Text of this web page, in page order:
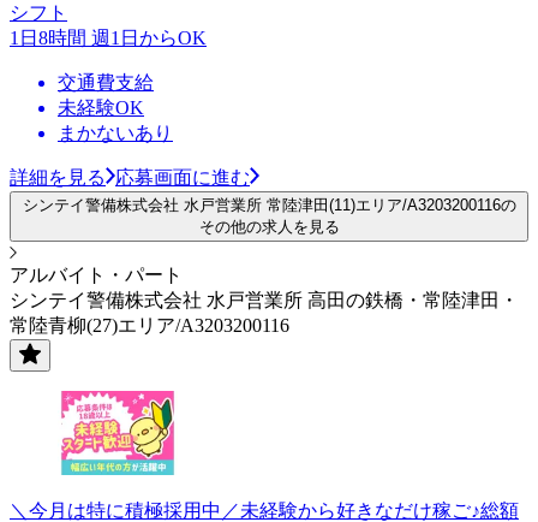
シフト
1日8時間 週1日からOK
交通費支給
未経験OK
まかないあり
詳細を見る 応募画面に進む
シンテイ警備株式会社 水戸営業所 常陸津田(11)エリア/A3203200116の
その他の求人を見る
アルバイト・パート
シンテイ警備株式会社 水戸営業所 高田の鉄橋・常陸津田・
常陸青柳(27)エリア/A3203200116
＼今月は特に積極採用中／未経験から好きなだけ稼ご♪総額